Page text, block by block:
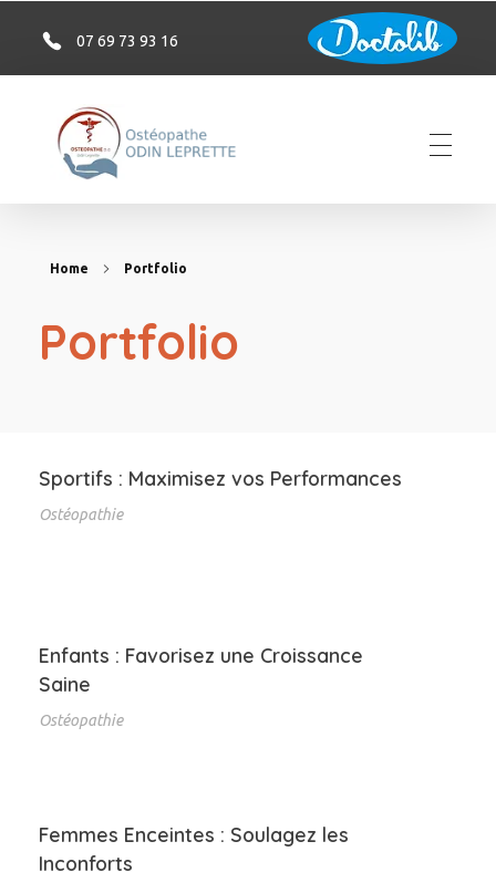
07 69 73 93 16
Home Portfolio
Portfolio
Sportifs : Maximisez vos Performances
Ostéopathie
Enfants : Favorisez une Croissance
Saine
Ostéopathie
Femmes Enceintes : Soulagez les
Inconforts